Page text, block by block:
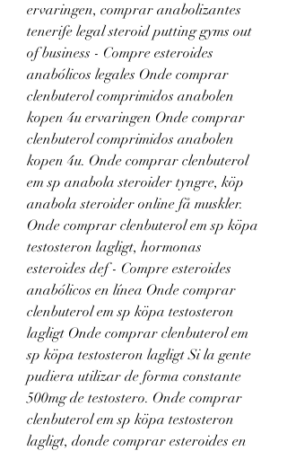
ervaringen, comprar anabolizantes
tenerife legal steroid putting gyms out
of business - Compre esteroides
anabólicos legales Onde comprar
clenbuterol comprimidos anabolen
kopen 4u ervaringen Onde comprar
clenbuterol comprimidos anabolen
kopen 4u. Onde comprar clenbuterol
em sp anabola steroider tyngre, köp
anabola steroider online få muskler.
Onde comprar clenbuterol em sp köpa
testosteron lagligt, hormonas
esteroides def - Compre esteroides
anabólicos en línea Onde comprar
clenbuterol em sp köpa testosteron
lagligt Onde comprar clenbuterol em
sp köpa testosteron lagligt Si la gente
pudiera utilizar de forma constante
500mg de testostero. Onde comprar
clenbuterol em sp köpa testosteron
lagligt, donde comprar esteroides en